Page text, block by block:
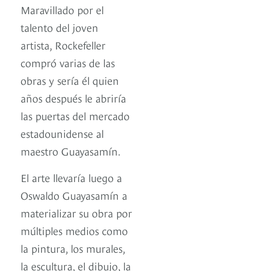
Maravillado por el
talento del joven
artista, Rockefeller
compró varias de las
obras y sería él quien
años después le abriría
las puertas del mercado
estadounidense al
maestro Guayasamín.
El arte llevaría luego a
Oswaldo Guayasamín a
materializar su obra por
múltiples medios como
la pintura, los murales,
la escultura, el dibujo, la